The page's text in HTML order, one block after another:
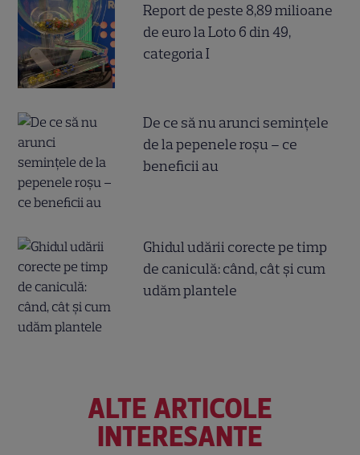
Report de peste 8,89 milioane
de euro la Loto 6 din 49,
categoria I
De ce să nu arunci semințele
de la pepenele roșu – ce
beneficii au
Ghidul udării corecte pe timp
de caniculă: când, cât şi cum
udăm plantele
ALTE ARTICOLE
INTERESANTE